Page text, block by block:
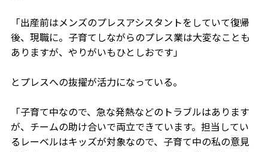
「出産前はメンズのプレスアシスタントをしていて復帰
後、現職に。子育てしながらのプレス業は大変なことも
ありますが、やりがいもひとしおです」
とプレスへの抜擢が活力になっている。
「子育て中なので、急な発熱などのトラブルはあります
が、チームの助け合いで両立できています。担当してい
るレーベルはキッズが対象なので、子育て中の私の意見